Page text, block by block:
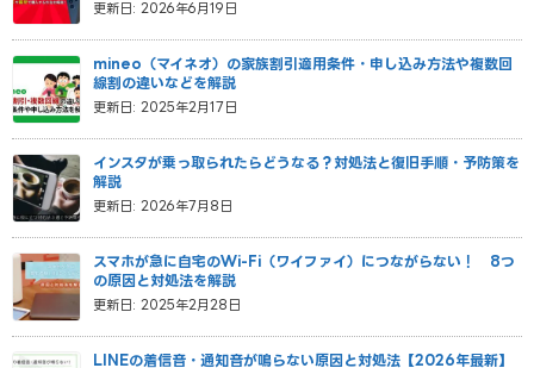
更新日: 2026年6月19日
更新日: 2025年2月17日
mineo（マイネオ）の家族割引適用条件・申し込み方法や複数回
線割の違いなどを解説
更新日: 2026年7月8日
インスタが乗っ取られたらどうなる？対処法と復旧手順・予防策を
解説
更新日: 2025年2月28日
スマホが急に自宅のWi-Fi（ワイファイ）につながらない！ 8つ
の原因と対処法を解説
LINEの着信音・通知音が鳴らない原因と対処法【2026年最新】